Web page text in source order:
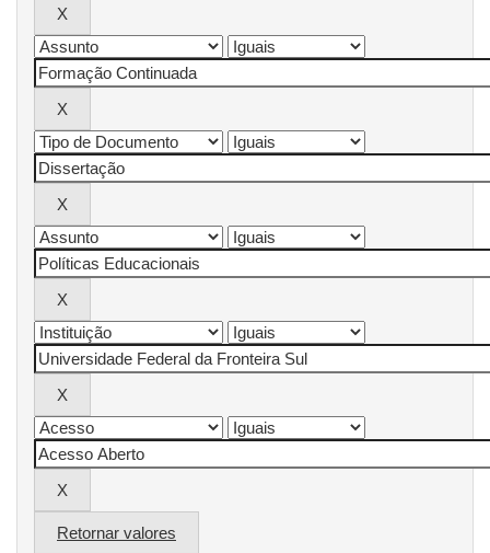
Retornar valores